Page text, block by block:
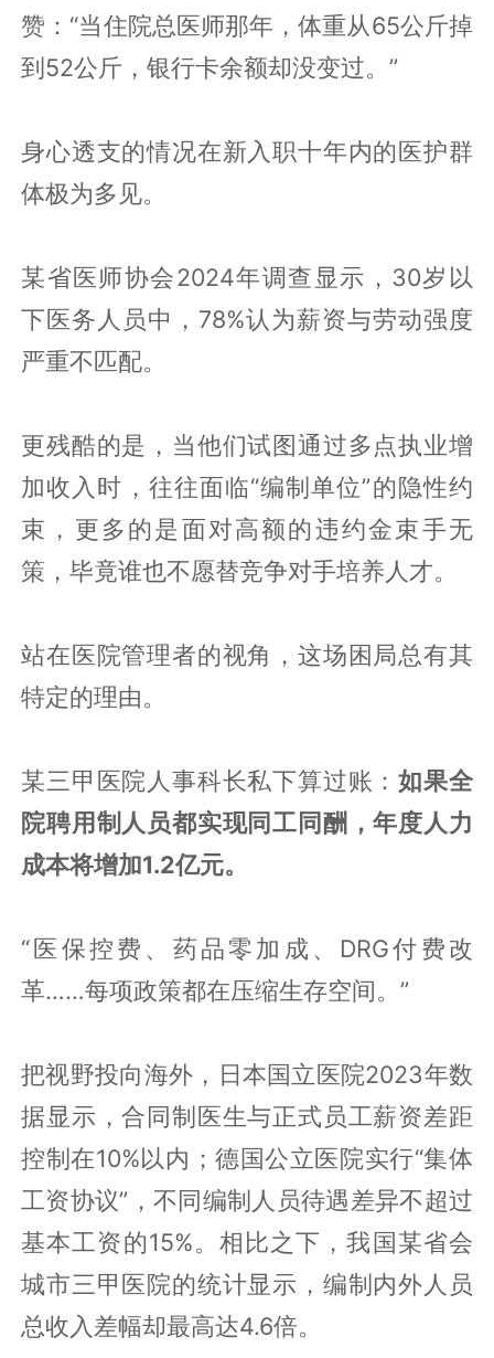
赞：“当住院总医师那年，体重从65公斤掉
到52公斤，银行卡余额却没变过。”
身心透支的情况在新入职十年内的医护群
体极为多见。
某省医师协会2024年调查显示，30岁以
下医务人员中，78%认为薪资与劳动强度
严重不匹配。
更残酷的是，当他们试图通过多点执业增
加收入时，往往面临“编制单位”的隐性约
束，更多的是面对高额的违约金束手无
策，毕竟谁也不愿替竞争对手培养人才。
站在医院管理者的视角，这场困局总有其
特定的理由。
某三甲医院人事科长私下算过账：如果全
院聘用制人员都实现同工同酬，年度人力
成本将增加1.2亿元。
“医保控费、药品零加成、DRG付费改
革……每项政策都在压缩生存空间。”
把视野投向海外，日本国立医院2023年数
据显示，合同制医生与正式员工薪资差距
控制在10%以内；德国公立医院实行“集体
工资协议”，不同编制人员待遇差异不超过
基本工资的15%。相比之下，我国某省会
城市三甲医院的统计显示，编制内外人员
总收入差幅却最高达4.6倍。